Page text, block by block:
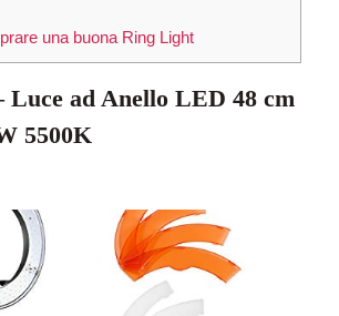
una buona Ring Light
Luce ad Anello LED 48 cm
5500K